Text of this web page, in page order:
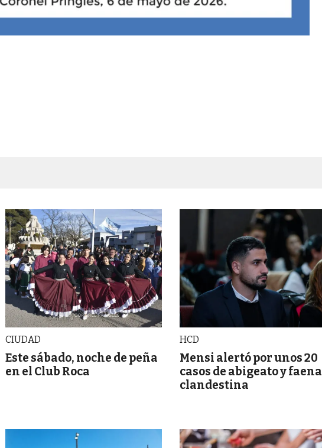
CIUDAD
Este sábado, noche de peña
en el Club Roca
HCD
Mensi alertó por unos 20
casos de abigeato y faena
clandestina